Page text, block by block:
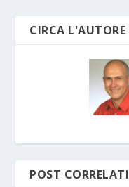
CIRCA L'AUTORE
POST CORRELATI